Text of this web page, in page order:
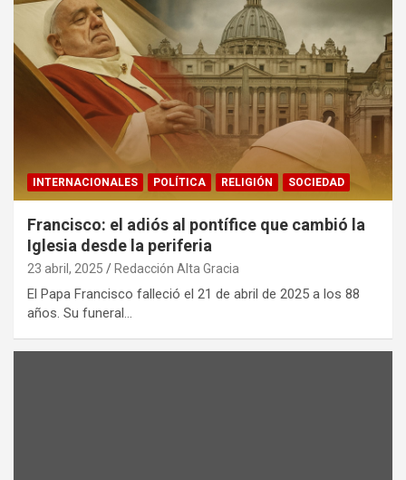
INTERNACIONALES POLÍTICA RELIGIÓN SOCIEDAD
Francisco: el adiós al pontífice que cambió la
Iglesia desde la periferia
23 abril, 2025 Redacción Alta Gracia
El Papa Francisco falleció el 21 de abril de 2025 a los 88
años. Su funeral…